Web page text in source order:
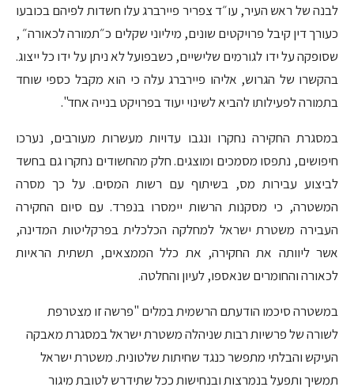
לבנה של ראש העיר, עו״ד צפריר פיירברג עלו חשדות לפיהם בכובעו
כעורך דין קיבל פרויקטים שונים, מיליוני שקלים כ״תמורה לכאורה״ ,
שסופקה על ידו לגורמים שלישיים, כשבפועל לא ניתן על ידו כל ייצוג.
בהקשרו של הגרוש, אליהו פיירברג עלה כי הוא מקבל כספי שוחד
בתמורה לפעילותו להביא לשינוי יעוד בפרויקט בנייה אחד".
במסגרת החקירה נחקרו ונגבו עדויות מעשרות מעורבים, נערכו
חיפושים, נתפסו מסמכים ומוצגים. חלק מהחשודים נחקרו גם בחשד
לביצוע עבירות מס, בשיתוף עם רשות המסים. על כך מסרה
המשטרה, כי מסקנות הרשות יימסרו בנפרד. עם סיום החקירה
העבירה משטרת ישראל למחלקה הכלכלית בפרקליטות המדינה,
אשר ליוותה את החקירה, את כלל הממצאים, תשתית הראיות
לכאורה והחומרים שנאספו, לעיון והחלטה.
במשטרה סיכמו הודעתם הרשמית במלים "פרשה זו מצטרפת
לשורה של פרשיות רבות שניהלה משטרת ישראל במסגרת מאבקה
העיקש והבלתי מתפשר כנגד שחיתות שלטונית. משטרת ישראל
תמשיך ותפעל בנמרצות ובנחישות ככל שתידרש לטובת מיגור